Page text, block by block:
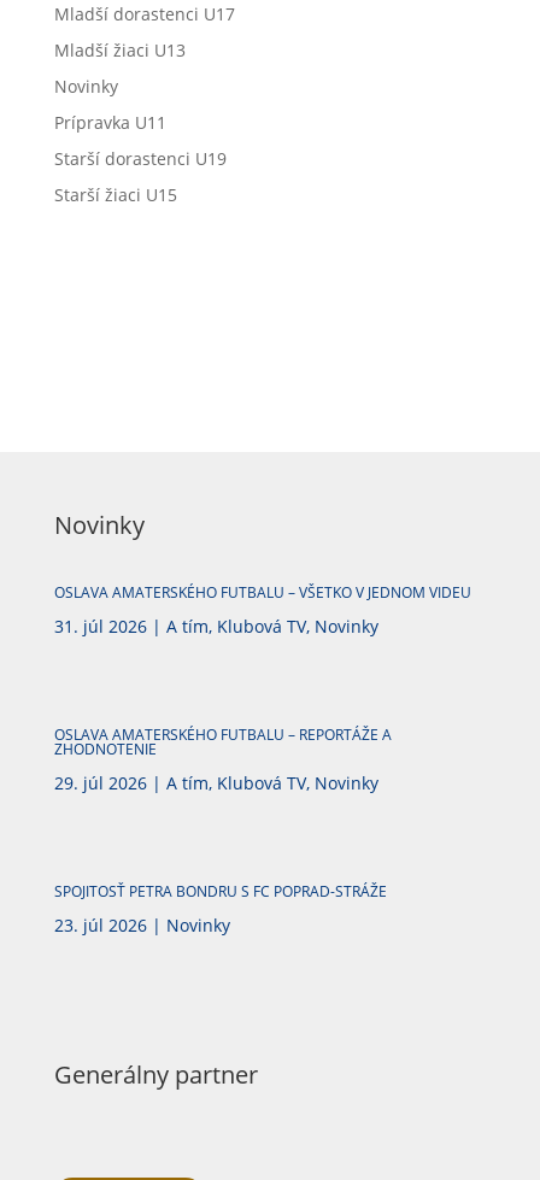
Mladší dorastenci U17
Mladší žiaci U13
Novinky
Prípravka U11
Starší dorastenci U19
Starší žiaci U15
Novinky
OSLAVA AMATERSKÉHO FUTBALU – VŠETKO V JEDNOM VIDEU
31. júl 2026| A tím, Klubová TV, Novinky
OSLAVA AMATERSKÉHO FUTBALU – REPORTÁŽE A
ZHODNOTENIE
29. júl 2026| A tím, Klubová TV, Novinky
SPOJITOSŤ PETRA BONDRU S FC POPRAD-STRÁŽE
23. júl 2026| Novinky
Generálny partner